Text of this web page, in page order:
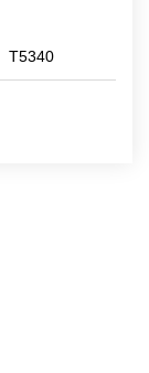
T5340